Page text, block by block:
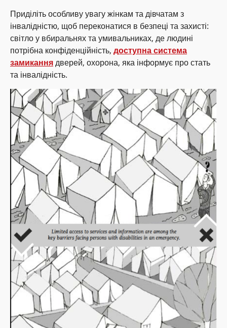
Приділіть особливу увагу жінкам та дівчатам з
інвалідністю, щоб переконатися в безпеці та захисті:
світло у вбиральнях та умивальниках, де людині
потрібна конфіденційність, доступна система
замиканнядверей, охорона, яка інформує про стать
та інвалідність.